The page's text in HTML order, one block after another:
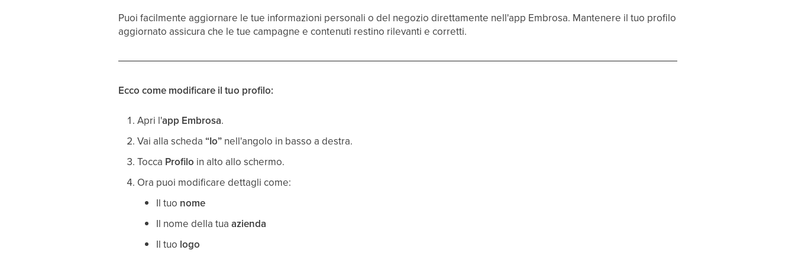
Puoi facilmente aggiornare le tue informazioni personali o del negozio direttamente nell'app Embrosa. Mantenere il tuo profilo
aggiornato assicura che le tue campagne e contenuti restino rilevanti e corretti.
Ecco come modificare il tuo profilo:
Apri l'app Embrosa.
Vai alla scheda “Io”nell'angolo in basso a destra.
Tocca Profilo in alto allo schermo.
Ora puoi modificare dettagli come:
Il tuo nome
Il nome della tua azienda
Il tuo logo